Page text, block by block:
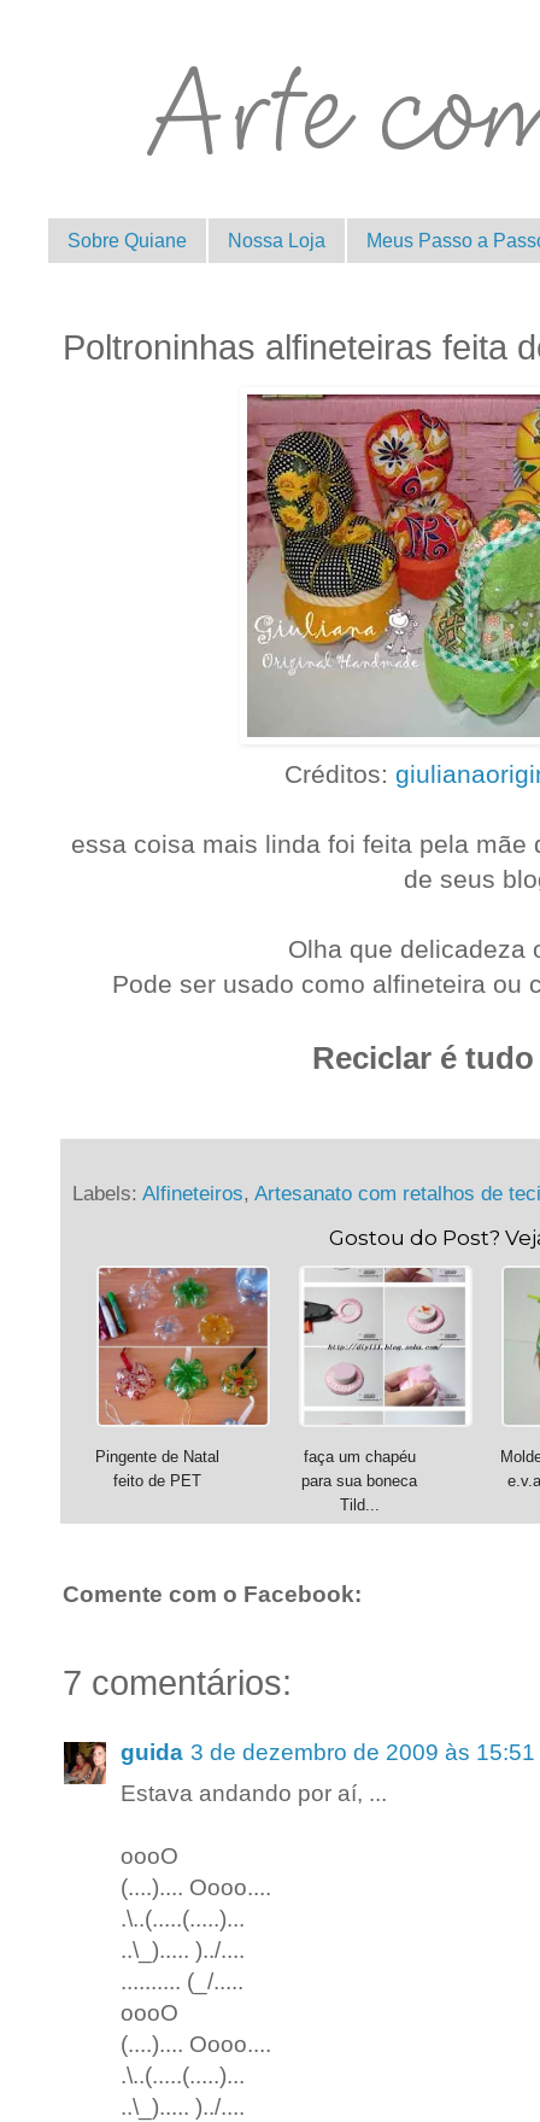
Sobre Quiane Nossa Loja Meus Passo a
Poltroninhas alfineteiras feita
Créditos:
essa coisa mais linda foi feita pela mãe
de seus
Olha que delicadeza
Pode ser usado como alfineteira ou
Reciclar é
Labels: Alfineteiros, Artesanato com retalhos de
Gostou do Post?
Pingente de Natal
feito de PET
faça um chapéu
para sua boneca
Tild...
Comente com o Facebook:
7 comentários:
guida 3 de dezembro de 2009 às 15:51
Estava andando por aí, ...
oooO
(....).... Oooo....
.\..(.....(.....)...
..\_)..... )../....
.......... (_/.....
oooO
(....).... Oooo....
.\..(.....(.....)...
..\_)..... )../....